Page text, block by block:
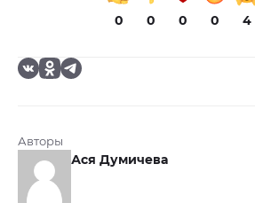
0 0 0 0 4
Авторы
Ася Думичева